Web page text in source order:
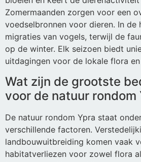
Zomermaanden zorgen voor een
voedselbronnen voor dieren. In de
migraties van vogels, terwijl de
op de winter. Elk seizoen biedt
uitdagingen voor de lokale flora en
Wat zijn de grootste
voor de natuur rondom
De natuur rondom Ypra staat
verschillende factoren.
landbouwuitbreiding komen vaak
habitatverliezen voor zowel flora